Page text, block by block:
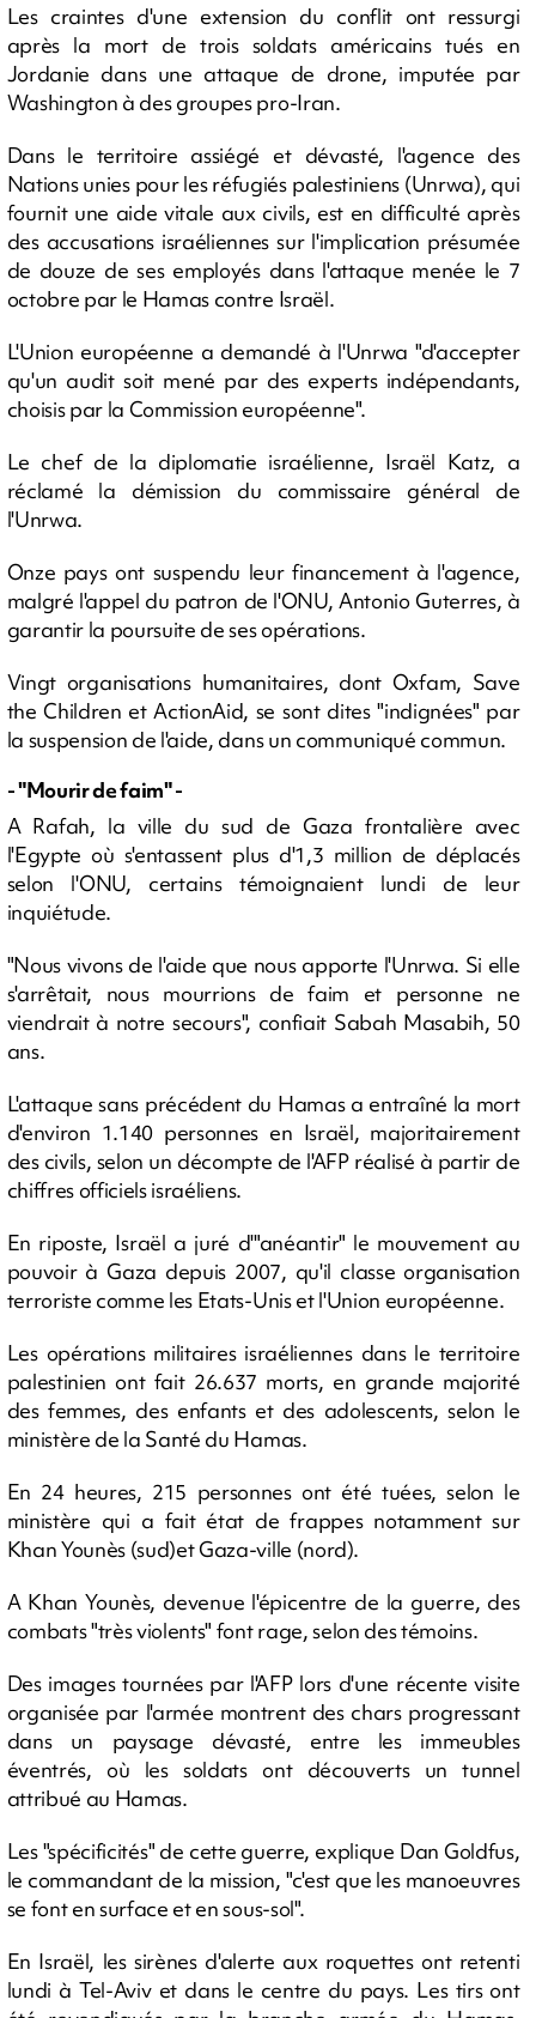
Les craintes d'une extension du conflit ont ressurgi
après la mort de trois soldats américains tués en
Jordanie dans une attaque de drone, imputée par
Washington à des groupes pro-Iran.
Dans le territoire assiégé et dévasté, l'agence des
Nations unies pour les réfugiés palestiniens (Unrwa), qui
fournit une aide vitale aux civils, est en difficulté après
des accusations israéliennes sur l'implication présumée
de douze de ses employés dans l'attaque menée le 7
octobre par le Hamas contre Israël.
L'Union européenne a demandé à l'Unrwa "d'accepter
qu'un audit soit mené par des experts indépendants,
choisis par la Commission européenne".
Le chef de la diplomatie israélienne, Israël Katz, a
réclamé la démission du commissaire général de
l'Unrwa.
Onze pays ont suspendu leur financement à l'agence,
malgré l'appel du patron de l'ONU, Antonio Guterres, à
garantir la poursuite de ses opérations.
Vingt organisations humanitaires, dont Oxfam, Save
the Children et ActionAid, se sont dites "indignées" par
la suspension de l'aide, dans un communiqué commun.
- "Mourir de faim" -
A Rafah, la ville du sud de Gaza frontalière avec
l'Egypte où s'entassent plus d'1,3 million de déplacés
selon l'ONU, certains témoignaient lundi de leur
inquiétude.
"Nous vivons de l'aide que nous apporte l'Unrwa. Si elle
s'arrêtait, nous mourrions de faim et personne ne
viendrait à notre secours", confiait Sabah Masabih, 50
ans.
L'attaque sans précédent du Hamas a entraîné la mort
d'environ 1.140 personnes en Israël, majoritairement
des civils, selon un décompte de l'AFP réalisé à partir de
chiffres officiels israéliens.
En riposte, Israël a juré d'"anéantir" le mouvement au
pouvoir à Gaza depuis 2007, qu'il classe organisation
terroriste comme les Etats-Unis et l'Union européenne.
Les opérations militaires israéliennes dans le territoire
palestinien ont fait 26.637 morts, en grande majorité
des femmes, des enfants et des adolescents, selon le
ministère de la Santé du Hamas.
En 24 heures, 215 personnes ont été tuées, selon le
ministère qui a fait état de frappes notamment sur
Khan Younès (sud)et Gaza-ville (nord).
A Khan Younès, devenue l'épicentre de la guerre, des
combats "très violents" font rage, selon des témoins.
Des images tournées par l'AFP lors d'une récente visite
organisée par l'armée montrent des chars progressant
dans un paysage dévasté, entre les immeubles
éventrés, où les soldats ont découverts un tunnel
attribué au Hamas.
Les "spécificités" de cette guerre, explique Dan Goldfus,
le commandant de la mission, "c'est que les manoeuvres
se font en surface et en sous-sol".
En Israël, les sirènes d'alerte aux roquettes ont retenti
lundi à Tel-Aviv et dans le centre du pays. Les tirs ont